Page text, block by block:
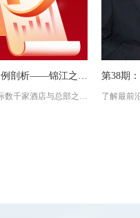
第39期：《帮我吧结合财务共享服务案例剖析——锦江之星》
中国规模最大的综合性旅游企业集团-锦江国际数千家酒店与总部之间财务共享服务案例剖析。